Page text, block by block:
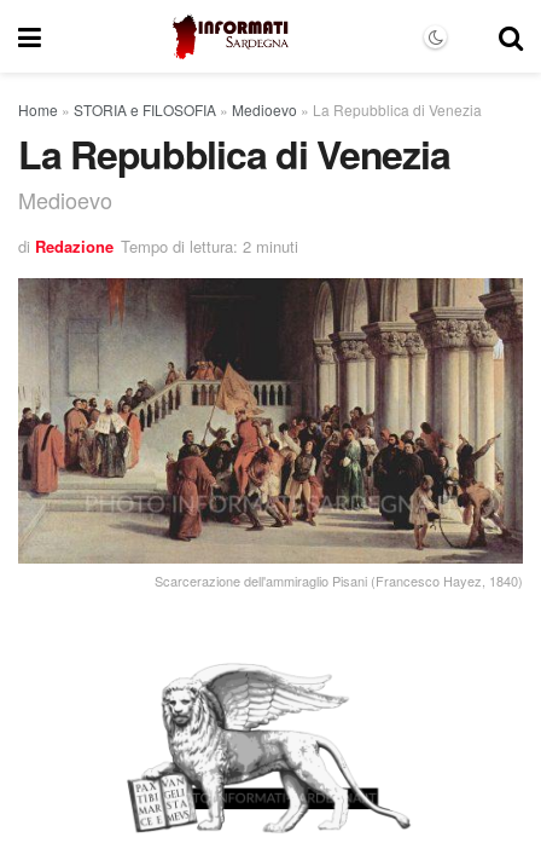
Home » STORIA e FILOSOFIA » Medioevo » La Repubblica di Venezia
La Repubblica di Venezia
Medioevo
di Redazione Tempo di lettura: 2 minuti
Scarcerazione dell'ammiraglio Pisani (Francesco Hayez, 1840)